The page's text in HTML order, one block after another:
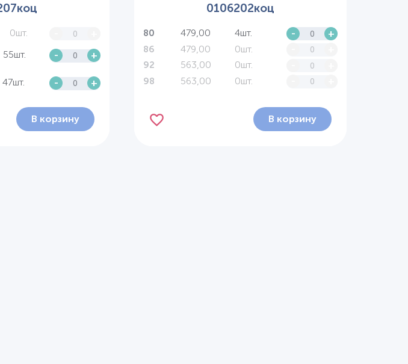
0шт.
55шт. - +
47шт. - +
В корзину
0106202коц
80 479,00 4шт. - +
86 479,00 0шт.
92 563,00 0шт.
98 563,00 0шт.
В корзину